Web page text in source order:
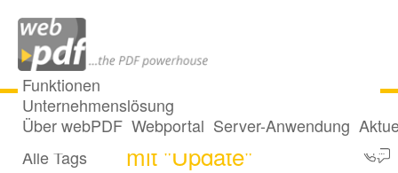
Funktionen
Unternehmenslösung
Über webPDF Webportal Server-Anwendung
Alle Beiträge
Alle Tags
9 Posts getaggt
mit "Update"